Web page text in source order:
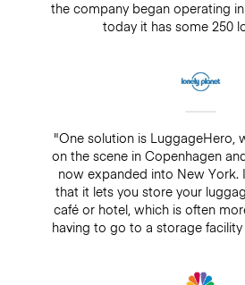
the company began operating
today it has some 250
"One solution is LuggageHero,
on the scene in Copenhagen
now expanded into New York.
that it lets you store your
café or hotel, which is often
having to go to a storage